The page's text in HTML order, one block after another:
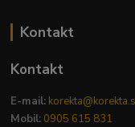
Kontakt
Kontakt
E-mail:
Mobil: 0905 615 831